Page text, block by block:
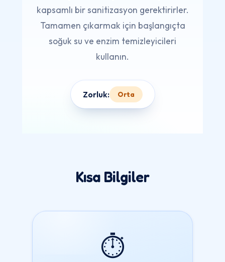
kapsamlı bir sanitizasyon gerektirirler.
Tamamen çıkarmak için başlangıçta
soğuk su ve enzim temizleyicileri
kullanın.
Zorluk: Orta
Kısa Bilgiler
⏱️